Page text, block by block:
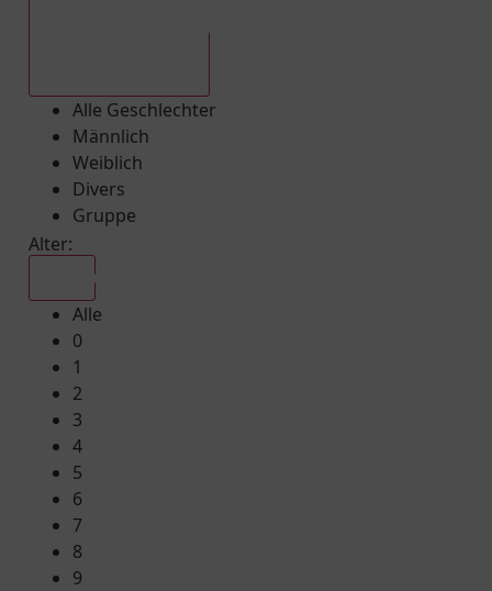
Alle Geschlechter
Männlich
Weiblich
Divers
Gruppe
Alter:
Alle
0
1
2
3
4
5
6
7
8
9